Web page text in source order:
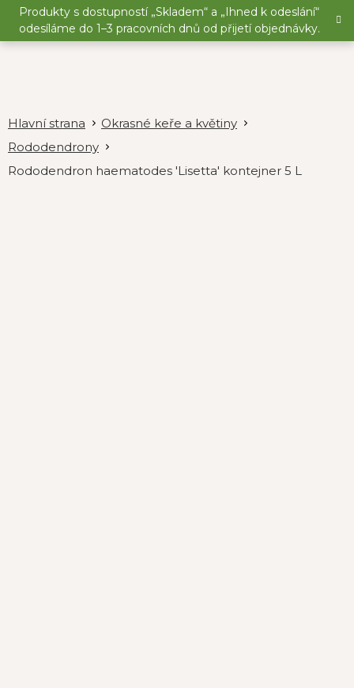
Přejít
obsah
Produkty s dostupností „Skladem“ a „Ihned k odeslání“
odesíláme do 1–3 pracovních dnů od přijetí objednávky.
Okrasné keře a květiny
Rododendrony
Rododendron haematodes 'Lisetta' kontejner 5 L